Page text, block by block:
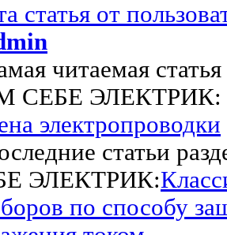
статья от
читаемая статья
СЕБЕ ЭЛЕКТРИК:
электропроводки
статьи
ЭЛЕКТРИК:
по способу